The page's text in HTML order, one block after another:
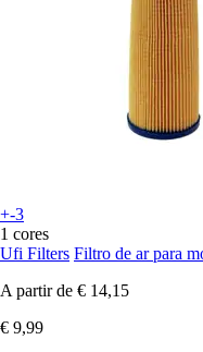
+-3
1 cores
Ufi Filters Filtro de ar para
A partir de € 14,15
€ 9,99